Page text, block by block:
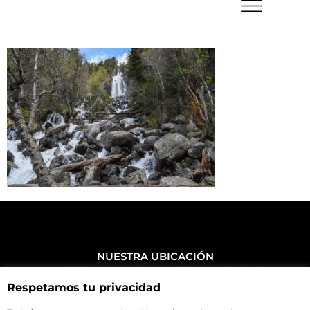
NUESTRA UBICACIÓN
Haz click aquí y mira como llegar a la tienda
CONTACTA CON NOSOTROS
+34 972 500 449
Respetamos tu privacidad